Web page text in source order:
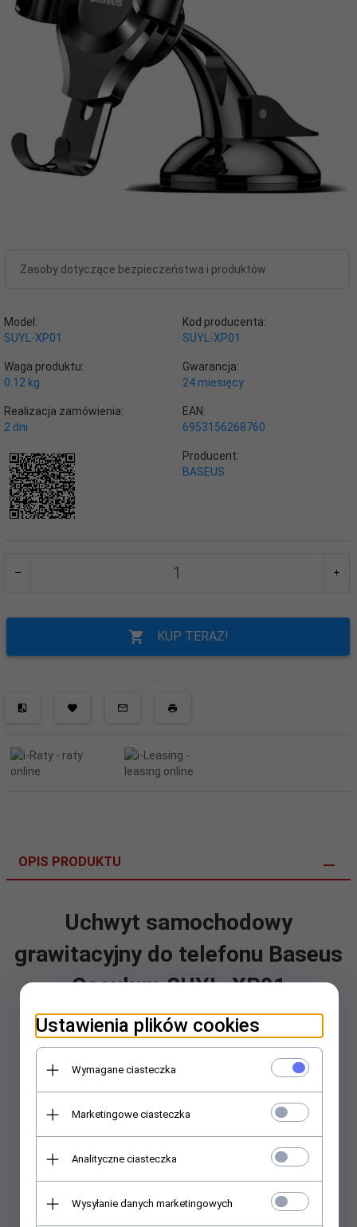
Zasoby dotyczące bezpieczeństwa i produktów
Model:
SUYL-XP01
Kod producenta:
SUYL-XP01
Waga produktu:
0.12 kg
Gwarancja:
24 miesięcy
Realizacja zamówienia:
2 dni
EAN:
6953156268760
Producent:
BASEUS
KUP TERAZ!
OPIS PRODUKTU
Uchwyt samochodowy
grawitacyjny do telefonu Baseus
Osculum SUYL-XP01
Symbol producenta: SUYL-XP01
EAN/UPC:6953156268760
Ustawienia plików cookies
Wymagane ciasteczka
Marketingowe ciasteczka
Analityczne ciasteczka
Wysyłanie danych marketingowych